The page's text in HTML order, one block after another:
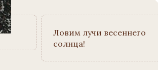
Ловим лучи весеннего
солнца!